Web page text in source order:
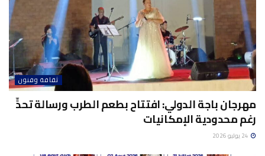
ثقافة وفنون
مهرجان باجة الدولي: افتتاح بطعم الطرب ورسالة تحدٍّ
رغم محدودية الإمكانيات